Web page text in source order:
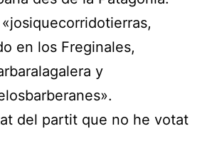
en los Freginales,
y
del partit que no he votat